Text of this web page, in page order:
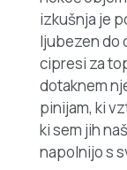
izkušnja je
ljubezen do
cipresi za
dotaknem
pinijam, ki
ki sem jih
napolnijo s